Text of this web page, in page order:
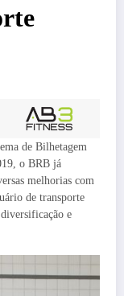
de Bilhetagem
o BRB já
melhorias com
de transporte
e